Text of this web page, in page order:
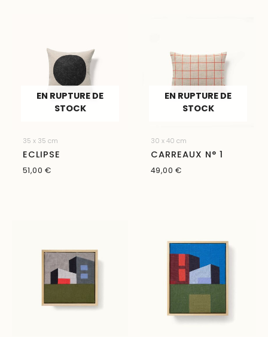
EN RUPTURE DE
STOCK
35 x 35 cm
ECLIPSE
51,00 €
EN RUPTURE DE
STOCK
30 x 40 cm
CARREAUX N° 1
49,00 €